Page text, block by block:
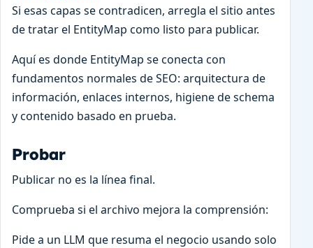
Si esas capas se contradicen, arregla el sitio antes
de tratar el EntityMap como listo para publicar.
Aquí es donde EntityMap se conecta con
fundamentos normales de SEO: arquitectura de
información, enlaces internos, higiene de schema
y contenido basado en prueba.
Probar
Publicar no es la línea final.
Comprueba si el archivo mejora la comprensión:
Pide a un LLM que resuma el negocio usando solo